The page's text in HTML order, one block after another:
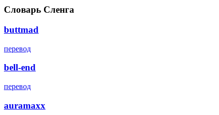
Словарь Сленга
buttmad
перевод
bell-end
перевод
auramaxx